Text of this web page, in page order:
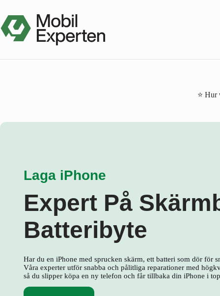
innehåll
⭐ Hur
Laga iPhone
Expert På
Batteribyte
Har du en iPhone med sprucken skärm, ett batteri som dör för
Våra experter utför snabba och pålitliga reparationer med
så du slipper köpa en ny telefon och får tillbaka din iPhone i